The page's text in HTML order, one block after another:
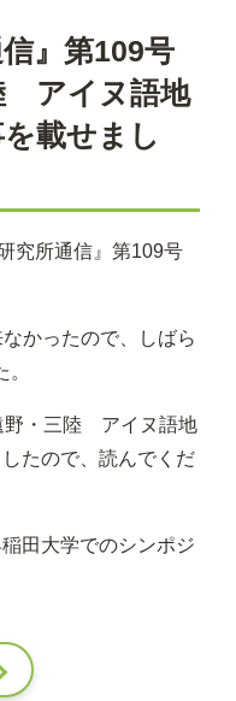
信』第109号
アイヌ語地
載せまし
所通信』第109号
かったので、しばら
・三陸 アイヌ語地
たので、読んでくだ
田大学でのシンポジ